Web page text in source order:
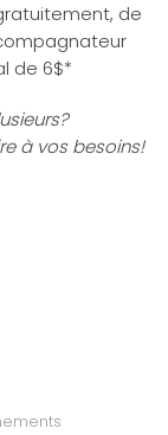
de
de 6$*
à vos besoins!